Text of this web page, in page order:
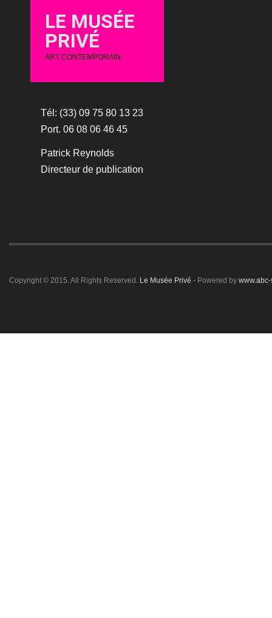
LE MUSÉE
PRIVÉ
ART CONTEMPORAIN
Tél: (33) 09 75 80 13 23
Port. 06 08 06 46 45
Patrick Reynolds
Directeur de publication
Copyright © 2015. All Rights Reserved. Le Musée Privé - Powered by